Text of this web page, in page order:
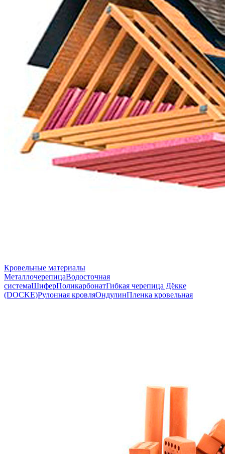
Кровельные материалы
МеталлочерепицаВодосточная
системаШиферПоликарбонатГибкая черепица Дёкке
(DOCKE)Рулонная кровляОндулинПленка кровельная